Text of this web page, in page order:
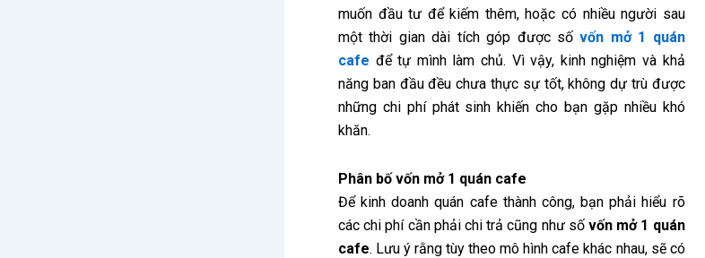
muốn đầu tư để kiếm thêm, hoặc có nhiều người sau
một thời gian dài tích góp được sốvốn mở 1 quán
cafe để tự mình làm chủ. Vì vậy, kinh nghiệm và khả
năng ban đầu đều chưa thực sự tốt, không dự trù được
những chi phí phát sinh khiến cho bạn gặp nhiều khó
khăn.
Phân bố vốn mở 1 quán cafe
Để kinh doanh quán cafe thành công, bạn phải hiểu rõ
các chi phí cần phải chi trả cũng như sốvốn mở 1 quán
cafe. Lưu ý rằng tùy theo mô hình cafe khác nhau, sẽ có